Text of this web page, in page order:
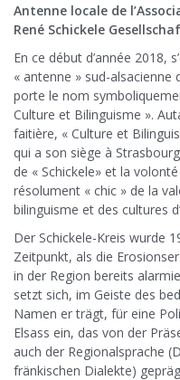
Antenne locale de
René Schickele
En ce début d’année 2018,
« antenne » sud-alsacienne
porte le nom
Culture et Bilinguisme ».
faitière, « Culture et
qui a son siège à
de « Schickele» et la
résolument « chic » de la
bilinguisme et des cultures
Der Schickele-Kreis wurde
Zeitpunkt, als die
in der Region bereits
setzt sich, im Geiste des
Namen er trägt, für eine
Elsass ein, das von der
auch der Regionalsprache
fränkischen Dialekte)